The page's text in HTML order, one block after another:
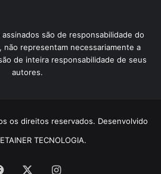
são de responsabilidade do
não representam necessariamente a
de inteira responsabilidade de seus
autores.
os direitos reservados. Desenvolvido
TECNOLOGIA.
Facebook Instagram